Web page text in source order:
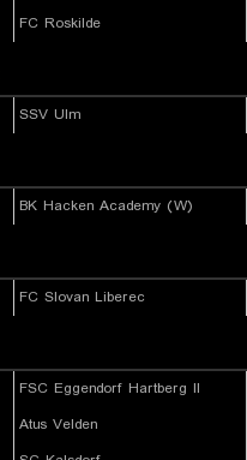
FC Roskilde
SSV Ulm
BK Hacken Academy (W)
FC Slovan Liberec
FSC Eggendorf Hartberg II
Atus Velden